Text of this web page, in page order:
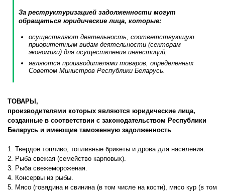
За реструктуризацией задолженности могут
обращаться юридические лица, которые:
осуществляют деятельность, соответствующую
приоритетным видам деятельности (секторам
экономики) для осуществления инвестиций;
являются производителями товаров, определенных
Советом Министров Республики Беларусь.
ТОВАРЫ,
производителями которых являются юридические лица,
созданные в соответствии с законодательством Республики
Беларусь и имеющие таможенную задолженность
1. Твердое топливо, топливные брикеты и дрова для населения.
2. Рыба свежая (семейство карповых).
3. Рыба свежемороженая.
4. Консервы из рыбы.
5. Мясо (говядина и свинина (в том числе на кости), мясо кур (в том